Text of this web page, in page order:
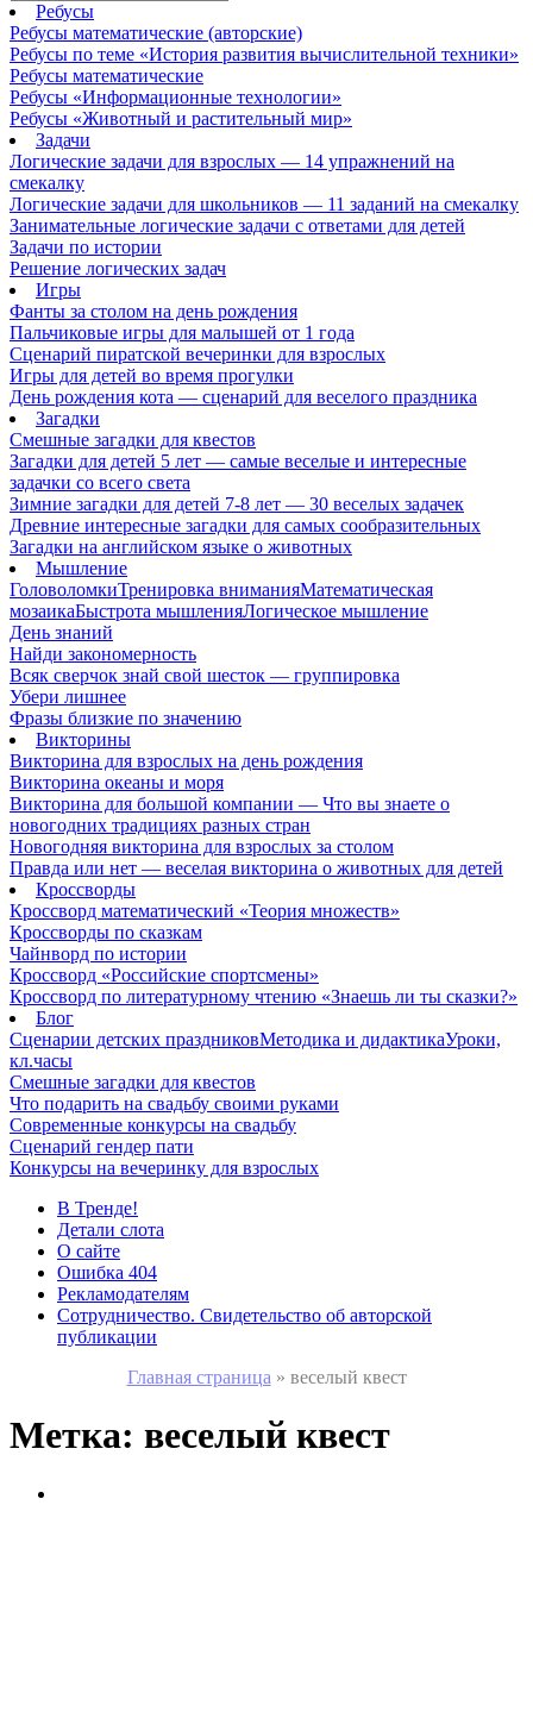
Ребусы
Ребусы математические (авторские)
Ребусы по теме «История развития вычислительной техники»
Ребусы математические
Ребусы «Информационные технологии»
Ребусы «Животный и растительный мир»
Задачи
Логические задачи для взрослых — 14 упражнений на
смекалку
Логические задачи для школьников — 11 заданий на смекалку
Занимательные логические задачи с ответами для детей
Задачи по истории
Решение логических задач
Игры
Фанты за столом на день рождения
Пальчиковые игры для малышей от 1 года
Сценарий пиратской вечеринки для взрослых
Игры для детей во время прогулки
День рождения кота — сценарий для веселого праздника
Загадки
Смешные загадки для квестов
Загадки для детей 5 лет — самые веселые и интересные
задачки со всего света
Зимние загадки для детей 7-8 лет — 30 веселых задачек
Древние интересные загадки для самых сообразительных
Загадки на английском языке о животных
Мышление
ГоловоломкиТренировка вниманияМатематическая
мозаикаБыстрота мышленияЛогическое мышление
День знаний
Найди закономерность
Всяк сверчок знай свой шесток — группировка
Убери лишнее
Фразы близкие по значению
Викторины
Викторина для взрослых на день рождения
Викторина океаны и моря
Викторина для большой компании — Что вы знаете о
новогодних традициях разных стран
Новогодняя викторина для взрослых за столом
Правда или нет — веселая викторина о животных для детей
Кроссворды
Кроссворд математический «Теория множеств»
Кроссворды по сказкам
Чайнворд по истории
Кроссворд «Российские спортсмены»
Кроссворд по литературному чтению «Знаешь ли ты сказки?»
Блог
Сценарии детских праздниковМетодика и дидактикаУроки,
кл.часы
Смешные загадки для квестов
Что подарить на свадьбу своими руками
Современные конкурсы на свадьбу
Сценарий гендер пати
Конкурсы на вечеринку для взрослых
В Тренде!
Детали слота
О сайте
Ошибка 404
Рекламодателям
Сотрудничество. Свидетельство об авторской
публикации
Главная страница » веселый квест
Метка: веселый квест